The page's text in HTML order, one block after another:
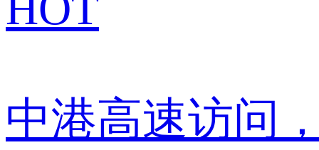
中港高速访问